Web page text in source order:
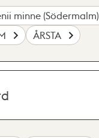
minne (Södermalm)
ÅRSTA